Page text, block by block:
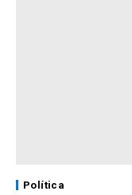
Política